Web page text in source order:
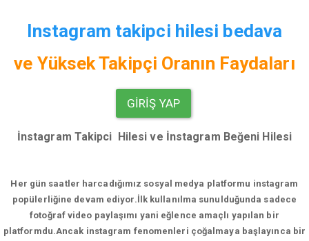
Instagram takipci hilesi bedava
ve Yüksek Takipçi Oranın Faydaları
GIRIŞ YAP
İnstagram Takipci Hilesi ve İnstagram Beğeni Hilesi
Her gün saatler harcadığımız sosyal medya platformu instagram
popülerliğine devam ediyor.İlk kullanılma sunulduğunda sadece
fotoğraf video paylaşımı yani eğlence amaçlı yapılan bir
platformdu.Ancak instagram fenomenleri çoğalmaya başlayınca bir